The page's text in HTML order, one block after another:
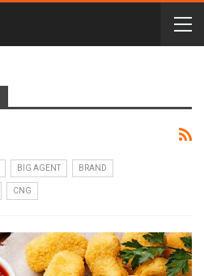
BIG AGENT BRAND
CNG